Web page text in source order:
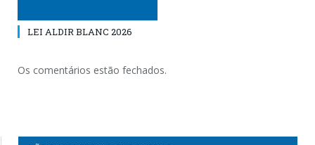
LEI ALDIR BLANC 2026
Os comentários estão fechados.